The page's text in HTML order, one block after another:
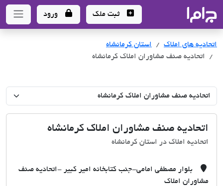
- سامانه جامع املاک و مشاورین املاک
ثبت ملک ورود
اتحادیه های املاک اتحادیه های املاک
استان کرمانشاه
اتحادیه صنف مشاوران املاک کرمانشاه
اتحادیه صنف مشاوران املاک کرمانشاه
اتحادیه املاک در استان کرمانشاه
بلوار مصطفی امامی-جنب کتابخانه امیر کبیر -اتحادیه صنف
مشاوران املاک